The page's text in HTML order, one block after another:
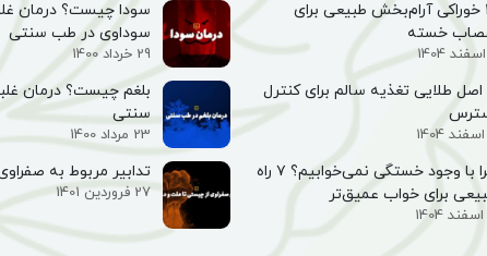
۱۰ خوراکی آرام‌بخش طبیعی برای
خسته
۵ اصل طلایی تغذیه سالم برای کنترل
چرا با وجود خستگی نمی‌خوابیم؟ ۷ راه
برای خواب عمیق‌تر
سودا چیست؟ درمان
سوداوی در طب سنتی
29 خرداد 1400
بلغم چیست؟ درمان
سنتی
23 مرداد 1400
تدابیر مربوط به
27 فروردین 1401